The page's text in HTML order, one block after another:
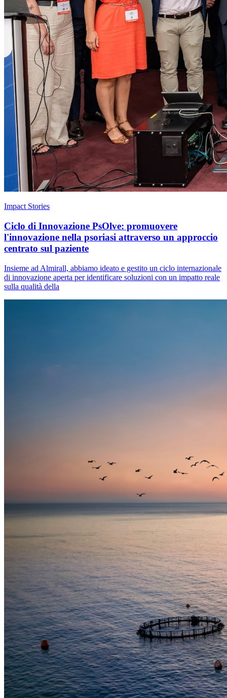
Impact Stories
Ciclo di Innovazione PsOlve: promuovere
l'innovazione nella psoriasi attraverso un approccio
centrato sul paziente
Insieme ad Almirall, abbiamo ideato e gestito un ciclo internazionale
di innovazione aperta per identificare soluzioni con un impatto reale
sulla qualità della